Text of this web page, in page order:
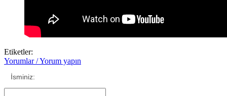
Etiketler:
Yorumlar / Yorum yapın
İsminiz: